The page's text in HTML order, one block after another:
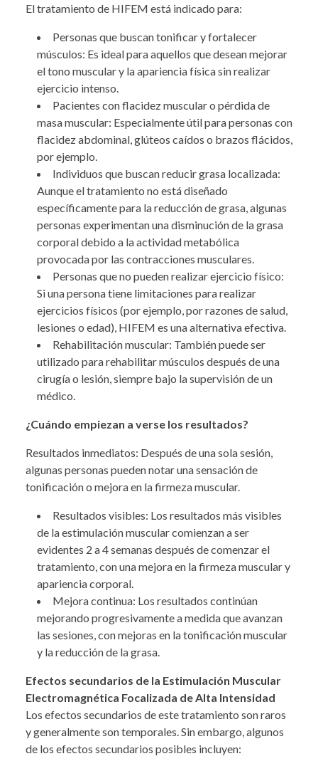
El tratamiento de HIFEM está indicado para:
Personas que buscan tonificar y fortalecer
músculos: Es ideal para aquellos que desean mejorar
el tono muscular y la apariencia física sin realizar
ejercicio intenso.
Pacientes con flacidez muscular o pérdida de
masa muscular: Especialmente útil para personas con
flacidez abdominal, glúteos caídos o brazos flácidos,
por ejemplo.
Individuos que buscan reducir grasa localizada:
Aunque el tratamiento no está diseñado
específicamente para la reducción de grasa, algunas
personas experimentan una disminución de la grasa
corporal debido a la actividad metabólica
provocada por las contracciones musculares.
Personas que no pueden realizar ejercicio físico:
Si una persona tiene limitaciones para realizar
ejercicios físicos (por ejemplo, por razones de salud,
lesiones o edad), HIFEM es una alternativa efectiva.
Rehabilitación muscular: También puede ser
utilizado para rehabilitar músculos después de una
cirugía o lesión, siempre bajo la supervisión de un
médico.
¿Cuándo empiezan a verse los resultados?
Resultados inmediatos: Después de una sola sesión,
algunas personas pueden notar una sensación de
tonificación o mejora en la firmeza muscular.
Resultados visibles: Los resultados más visibles
de la estimulación muscular comienzan a ser
evidentes 2 a 4 semanas después de comenzar el
tratamiento, con una mejora en la firmeza muscular y
apariencia corporal.
Mejora continua: Los resultados continúan
mejorando progresivamente a medida que avanzan
las sesiones, con mejoras en la tonificación muscular
y la reducción de la grasa.
Efectos secundarios de la Estimulación Muscular
Electromagnética Focalizada de Alta Intensidad
Los efectos secundarios de este tratamiento son raros
y generalmente son temporales. Sin embargo, algunos
de los efectos secundarios posibles incluyen: